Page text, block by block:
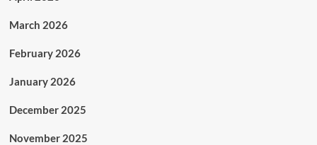
March 2026
February 2026
January 2026
December 2025
November 2025